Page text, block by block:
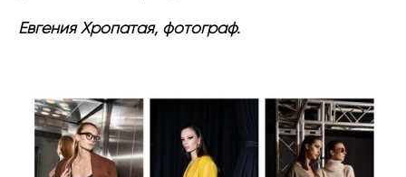
Евгения Хропатая, фотограф.